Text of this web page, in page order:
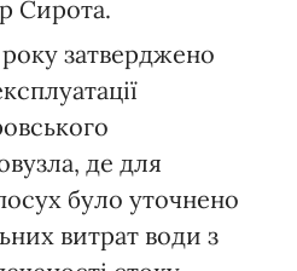
Сирота.
затверджено
де для
було уточнено
витрат води з